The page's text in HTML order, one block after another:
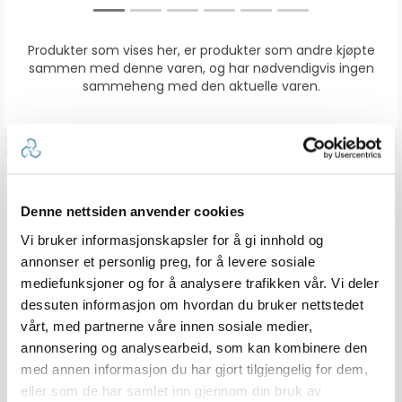
Denne nettsiden anvender cookies
Vi bruker informasjonskapsler for å gi innhold og
annonser et personlig preg, for å levere sosiale
mediefunksjoner og for å analysere trafikken vår. Vi deler
dessuten informasjon om hvordan du bruker nettstedet
vårt, med partnerne våre innen sosiale medier,
annonsering og analysearbeid, som kan kombinere den
med annen informasjon du har gjort tilgjengelig for dem,
eller som de har samlet inn gjennom din bruk av
Produkter som vises her, er produkter som andre kjøpte
sammen med denne varen, og har nødvendigvis ingen
sammeheng med den aktuelle varen.
Karakter: 5 av 5 mulige
13stemmer
Karakter: 4 av 5 mulige
4 stemmer
Karakter: 3 av 5 mulige
stemmer
Karakter: 2 av 5 mulige
0stemmer
Karakter: 1 av 5 mulige
1stemmer
4.5
Karakter:
4.5
av
mulige
og 5 omtaler
Forfatter:
Tore Rørnes Omtaledato:
05. Aug 2026
Karakter:
VerifisertKJØPER
06. July 2026